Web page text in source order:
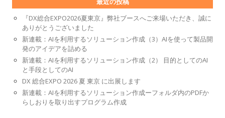
『DX総合EXPO2026夏東京』弊社ブースへご来場いただき、誠に
ありがとうございました
新連載：AIを利用するソリューション作成（3）AIを使って製品開
発のアイデアを詰める
新連載：AIを利用するソリューション作成（2） 目的としてのAI
と手段としてのAI
DX 総合EXPO 2026 夏 東京 に出展します
新連載：AIを利用するソリューション作成ーフォルダ内のPDFか
らしおりを取り出すプログラム作成